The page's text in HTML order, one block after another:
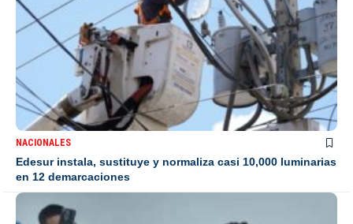
NACIONALES
Edesur instala, sustituye y normaliza casi 10,000 luminarias
en 12 demarcaciones